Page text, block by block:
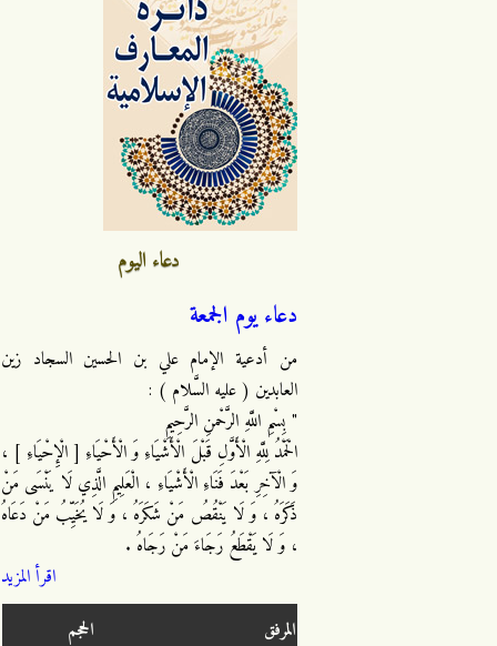
دعاء اليوم
دعاء يوم الجمعة
من أدعية الإمام علي بن الحسين السجاد زين
العابدين ( عليه السَّلام ) :
" بِسْمِ اللَّهِ الرَّحْمنِ الرَّحِيمِ
الْحَمْدُ لِلَّهِ الْأَوَّلِ قَبْلَ الْأَشْيَاءِ وَ الْأَحْيَاءِ [ الْإِحْيَاءِ ] ،
وَ الْآخِرِ بَعْدَ فَنَاءِ الْأَشْيَاءِ ، الْعَلِيمِ الَّذِي لَا يَنْسَى مَنْ
ذَكَرَهُ ، وَ لَا يَنْقُصُ مَنْ شَكَرَهُ ، وَ لَا يُخَيِّبُ مَنْ دَعَاهُ
، وَ لَا يَقْطَعُ رَجَاءَ مَنْ رَجَاهُ .
اقرأ المزيد
المرفق
الحجم